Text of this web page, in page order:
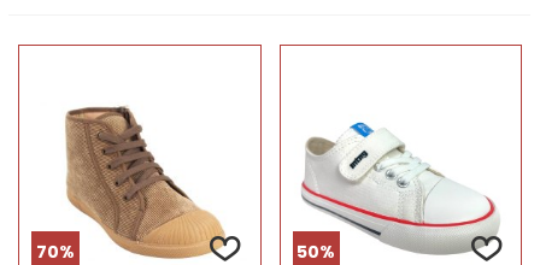
70% 50%